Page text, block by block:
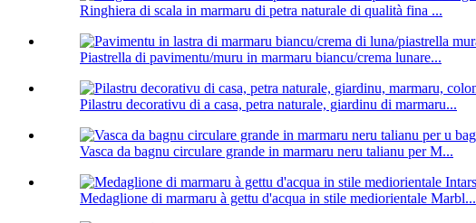
Ringhiera di scala in marmaru di petra naturale di qualità fina ...
Piastrella di pavimentu/muru in marmaru biancu/crema lunare...
Pilastru decorativu di a casa, petra naturale, giardinu di marmaru...
Vasca da bagnu circulare grande in marmaru neru talianu per M...
Medaglione di marmaru à gettu d'acqua in stile mediorientale Marbl...